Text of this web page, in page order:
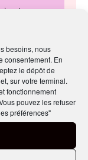
besoins, nous
consentement. En
le dépôt de
sur votre terminal.
fonctionnement
pouvez les refuser
préférences"
est une
tout